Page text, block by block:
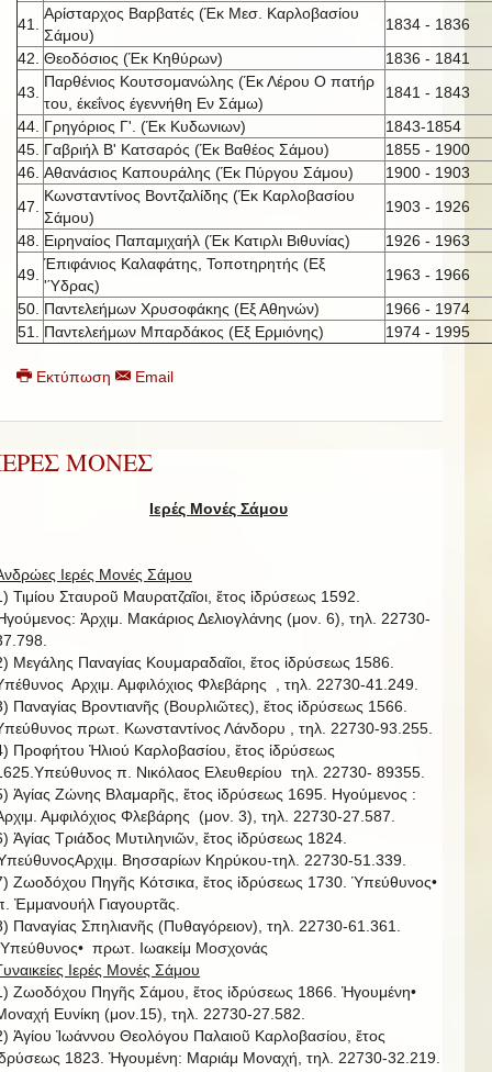
41.
Αρίσταρχος Βαρβατές (Έκ Μεσ. Καρλοβασίου
Σάμου)
1834 - 1836
42. Θεοδόσιος (Έκ Κηθύρων)
1836 - 1841
43.
Παρθένιος Κουτσομανώλης (Έκ Λέρου Ο πατήρ
του, έκεΐνος έγεννήθη Εν Σάμω)
1841 - 1843
44. Γρηγόριος Γ'. (Έκ Κυδωνιων)
1843-1854
45. Γαβριήλ Β' Κατσαρός (Έκ Βαθέος Σάμου)
1855 - 1900
46. Αθανάσιος Καπουράλης (Έκ Πύργου Σάμου)
1900 - 1903
47.
Κωνσταντίνος Βοντζαλίδης (Έκ Καρλοβασίου
Σάμου)
1903 - 1926
48.
Ειρηναίος Παπαμιχαήλ (Έκ Κατιρλι Βιθυνίας)
1926 - 1963
49.
Έπιφάνιος Καλαφάτης, Τοποτηρητής (Εξ
'Ύδρας)
1963 - 1966
50. Παντελεήμων Χρυσοφάκης (Εξ Αθηνών)
1966 - 1974
51.
Παντελεήμων Μπαρδάκος (Εξ Ερμιόνης) 1974 - 1995
Εκτύπωση Email
ΜΟΝΕΣ
Ιερές Μονές Σάμου
Ιερές Μονές Σάμου
Τιμίου Σταυροῦ Μαυρατζαῖοι, ἔτος ἱδρύσεως 1592.
Ἀρχιμ. Μακάριος Δελιογλάνης (μον. 6), τηλ. 22730-
Μεγάλης Παναγίας Κουμαραδαῖοι, ἔτος ἱδρύσεως 1586.
Αρχιμ. Αμφιλόχιος Φλεβάρης , τηλ. 22730-41.249.
Παναγίας Βροντιανῆς (Βουρλιῶτες), ἔτος ἱδρύσεως 1566.
πρωτ. Κωνσταντίνος Λάνδορυ , τηλ. 22730-93.255.
Προφήτου Ἠλιού Καρλοβασίου, ἔτος ἱδρύσεως
π. Νικόλαος Ελευθερίου τηλ. 22730- 89355.
Ἁγίας Ζώνης Βλαμαρῆς, ἔτος ἱδρύσεως 1695. Ηγούμενος :
Αμφιλόχιος Φλεβάρης (μον. 3), τηλ. 22730-27.587.
Ἁγίας Τριάδος Μυτιληνιῶν, ἔτος ἱδρύσεως 1824.
Βησσαρίων Κηρύκου-τηλ. 22730-51.339.
Ζωοδόχου Πηγῆς Κότσικα, ἔτος ἱδρύσεως 1730. Ὑπεύθυνος•
Ἐμμανουήλ Γιαγουρτᾶς.
Παναγίας Σπηλιανῆς (Πυθαγόρειον), τηλ. 22730-61.361.
πρωτ. Ιωακείμ Μοσχονάς
Ιερές Μονές Σάμου
Ζωοδόχου Πηγῆς Σάμου, ἔτος ἱδρύσεως 1866. Ἡγουμένη•
Ευνίκη (μον.15), τηλ. 22730-27.582.
Ἁγίου Ἰωάννου Θεολόγου Παλαιοῦ Καρλοβασίου, ἔτος
1823. Ἡγουμένη: Μαριάμ Μοναχή, τηλ. 22730-32.219.